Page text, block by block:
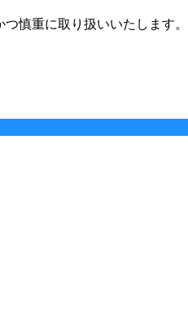
慎重に取り扱いいたします。